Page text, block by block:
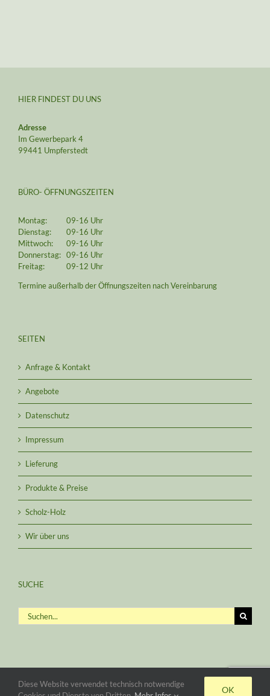
HIER FINDEST DU UNS
Adresse
Im Gewerbepark 4
99441 Umpferstedt
BÜRO- ÖFFNUNGSZEITEN
Montag:
09-16 Uhr
Dienstag:
09-16 Uhr
Mittwoch:
09-16 Uhr
Donnerstag: 09-16 Uhr
Freitag:
09-12 Uhr
Termine außerhalb der Öffnungszeiten nach Vereinbarung
SEITEN
Anfrage & Kontakt
Angebote
Datenschutz
Impressum
Lieferung
Produkte & Preise
Scholz-Holz
Wir über uns
SUCHE
Suche
nach:
Diese Website verwendet technisch notwendige
OK